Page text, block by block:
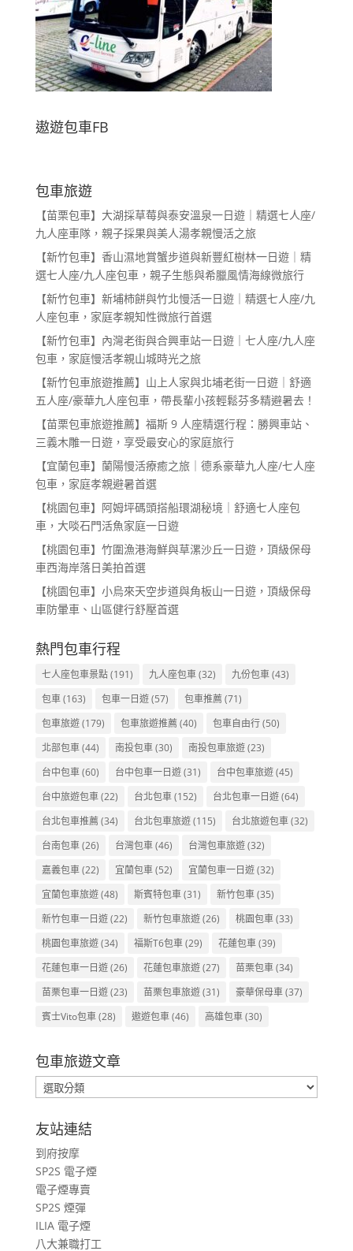
遨遊包車FB
包車旅遊
【苗栗包車】大湖採草莓與泰安溫泉一日遊｜精選七人座/
九人座車隊，親子採果與美人湯孝親慢活之旅
【新竹包車】香山濕地賞蟹步道與新豐紅樹林一日遊｜精
選七人座/九人座包車，親子生態與希臘風情海線微旅行
【新竹包車】新埔柿餅與竹北慢活一日遊｜精選七人座/九
人座包車，家庭孝親知性微旅行首選
【新竹包車】內灣老街與合興車站一日遊｜七人座/九人座
包車，家庭慢活孝親山城時光之旅
【新竹包車旅遊推薦】山上人家與北埔老街一日遊｜舒適
五人座/豪華九人座包車，帶長輩小孩輕鬆芬多精避暑去！
【苗栗包車旅遊推薦】福斯 9 人座精選行程：勝興車站、
三義木雕一日遊，享受最安心的家庭旅行
【宜蘭包車】蘭陽慢活療癒之旅｜德系豪華九人座/七人座
包車，家庭孝親避暑首選
【桃園包車】阿姆坪碼頭搭船環湖秘境｜舒適七人座包
車，大啖石門活魚家庭一日遊
【桃園包車】竹圍漁港海鮮與草漯沙丘一日遊，頂級保母
車西海岸落日美拍首選
【桃園包車】小烏來天空步道與角板山一日遊，頂級保母
車防暈車、山區健行舒壓首選
熱門包車行程
七人座包車景點(191) 九人座包車(32) 九份包車(43)
包車(163) 包車一日遊(57) 包車推薦(71)
包車旅遊(179) 包車旅遊推薦(40) 包車自由行(50)
北部包車(44) 南投包車(30) 南投包車旅遊(23)
台中包車(60) 台中包車一日遊(31) 台中包車旅遊(45)
台中旅遊包車(22) 台北包車(152) 台北包車一日遊(64)
台北包車推薦(34) 台北包車旅遊(115) 台北旅遊包車(32)
台南包車(26) 台灣包車(46) 台灣包車旅遊(32)
嘉義包車(22) 宜蘭包車(52) 宜蘭包車一日遊(32)
宜蘭包車旅遊(48) 斯賓特包車(31) 新竹包車(35)
新竹包車一日遊(22) 新竹包車旅遊(26) 桃園包車(33)
桃園包車旅遊(34) 福斯T6包車(29) 花蓮包車(39)
花蓮包車一日遊(26) 花蓮包車旅遊(27) 苗栗包車(34)
苗栗包車一日遊(23) 苗栗包車旅遊(31) 豪華保母車(37)
賓士Vito包車(28) 遨遊包車(46) 高雄包車(30)
包車旅遊文章
包
車
旅
遊
文
章
友站連結
到府按摩
SP2S 電子煙
電子煙專賣
SP2S 煙彈
ILIA 電子煙
八大兼職打工